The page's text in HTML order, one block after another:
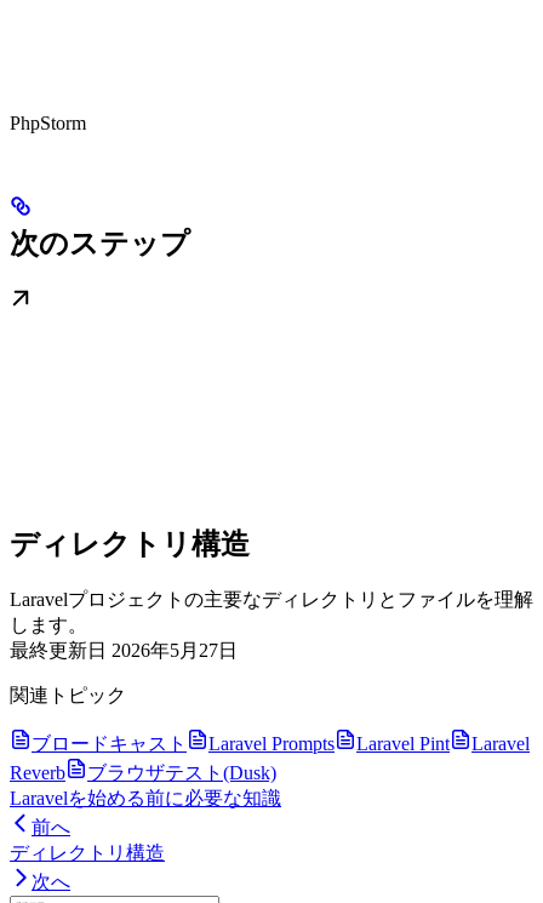
PhpStorm
次のステップ
ディレクトリ構造
Laravelプロジェクトの主要なディレクトリとファイルを理解
します。
最終更新日 2026年5月27日
関連トピック
ブロードキャスト Laravel Prompts Laravel Pint
Laravel
Reverb
ブラウザテスト(Dusk)
Laravelを始める前に必要な知識
前へ
ディレクトリ構造
次へ